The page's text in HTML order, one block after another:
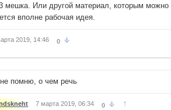
мешка. Или другой материал, которым можно
вполне рабочая идея.
2019, 14:46 0
помню, о чем речь
7 марта 2019, 06:34 0 ↑